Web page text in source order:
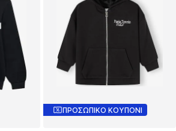
ΠΡΟΣΩΠΙΚΟ ΚΟΥΠΟΝΙ